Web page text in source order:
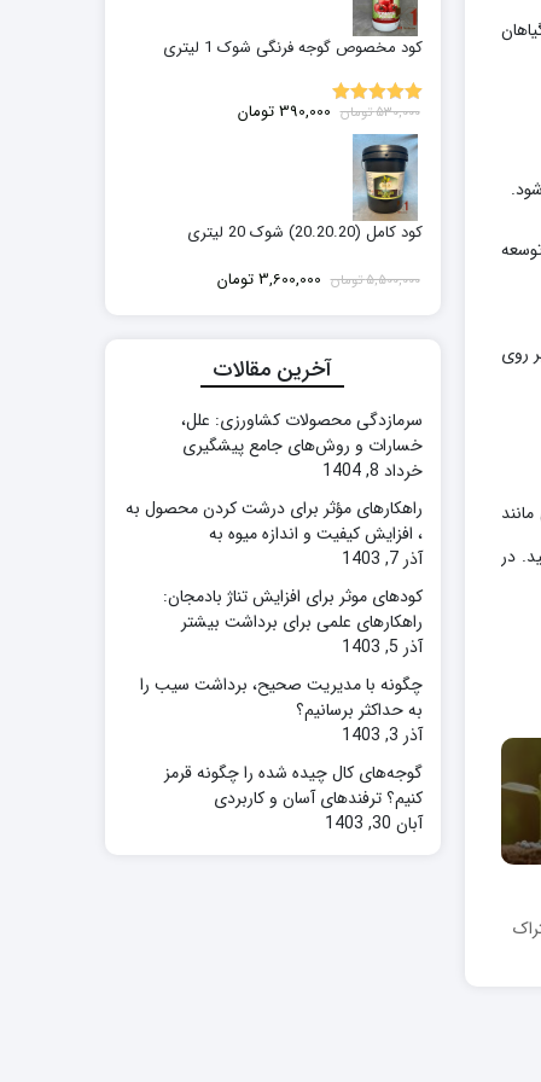
روی
در
کود مخصوص گوجه فرنگی شوک 1 لیتری
نمره5.00
از 5
530,000تومان قیمت
390,000 تومان
کود کامل (20.20.20) شوک 20 لیتری
5,500,000تومان قیمت
بود.
3,600,000 تومان
آخرین مقالات
سرمازدگی محصولات کشاورزی: علل،
خسارات و روش‌های جامع پیشگیری
خرداد 8, 1404
راهکارهای مؤثر برای درشت کردن محصول به
، افزایش کیفیت و اندازه میوه به
آذر 7, 1403
کودهای موثر برای افزایش تناژ بادمجان:
راهکارهای علمی برای برداشت بیشتر
آذر 5, 1403
چگونه با مدیریت صحیح، برداشت سیب را
به حداکثر برسانیم؟
آذر 3, 1403
گوجه‌های کال چیده شده را چگونه قرمز
کنیم؟ ترفندهای آسان و کاربردی
آبان 30, 1403